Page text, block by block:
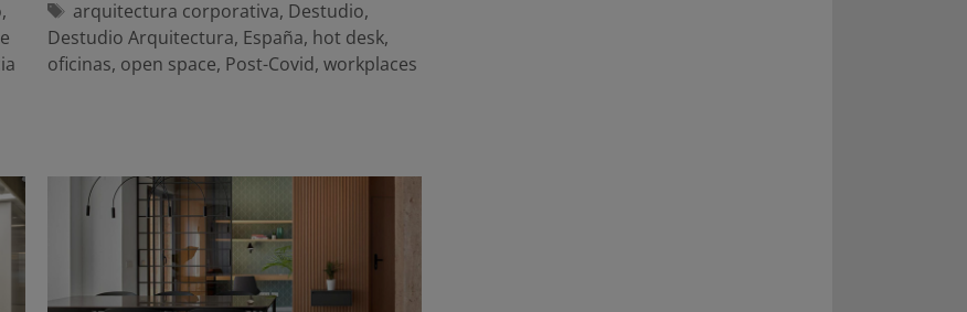
,
Etiquetas
arquitectura corporativa, Destudio,
Destudio Arquitectura, España, hot desk,
oficinas, open space, Post-Covid, workplaces